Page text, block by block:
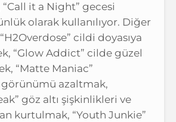
it a Night” gecesi
olarak kullanılıyor. Diğer
cildi doyasıya
“Glow Addict” cilde güzel
“Matte Maniac”
azaltmak,
göz altı şişkinlikleri ve
kurtulmak, “Youth Junkie”